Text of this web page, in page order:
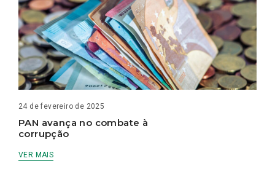
24 de fevereiro de 2025
PAN avança no combate à
corrupção
VER MAIS